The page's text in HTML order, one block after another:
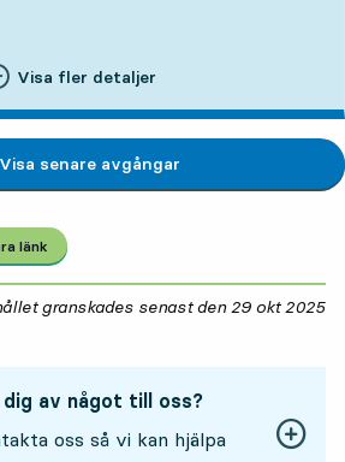
Visa fler detaljer
Visa senare avgångar
länk
granskades senast den 29 okt 2025
av något till oss?
oss så vi kan hjälpa